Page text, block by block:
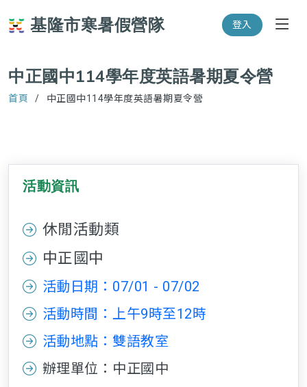
基隆市寒暑假營隊 登入
中正國中114學年度英語暑期夏令營
首頁 中正國中114學年度英語暑期夏令營
活動資訊
休閒活動類
中正國中
活動日期：07/01 - 07/02
活動時間：上午9時至12時
活動地點：雙語教室
辦理單位：中正國中